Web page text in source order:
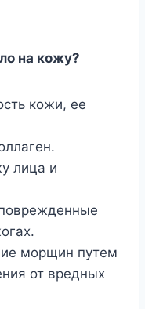
на кожу?
кожи, ее
лица и
морщин путем
от вредных